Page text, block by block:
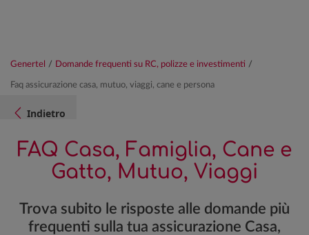
Genertel / Domande frequenti su RC, polizze e investimenti /
Faq assicurazione casa, mutuo, viaggi, cane e persona
Indietro
FAQ Casa, Famiglia, Cane e
Gatto, Mutuo, Viaggi
Trova subito le risposte alle domande più
frequenti sulla tua assicurazione Casa,